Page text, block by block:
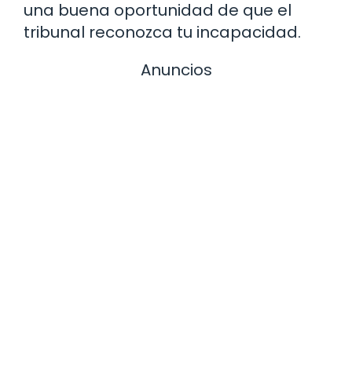
una buena oportunidad de que el
tribunal reconozca tu incapacidad.
Anuncios